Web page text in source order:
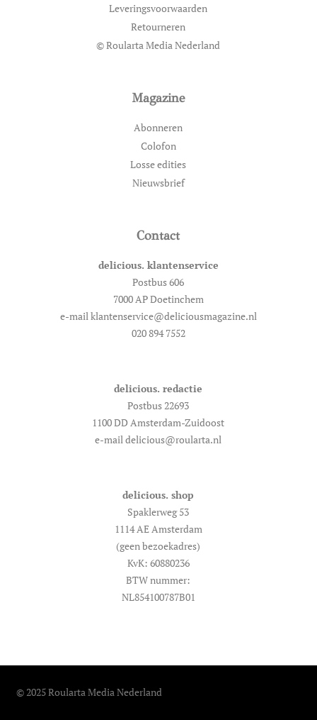
Leveringsvoorwaarden
Retourneren
© Roularta Media Nederland
Magazine
Abonneren
Colofon
Losse edities
Nieuwsbrief
Contact
delicious. klantenservice
Postbus 606
7000 AP Doetinchem
e-mail klantenservice@deliciousmagazine.nl
020 894 7552
delicious. redactie
Postbus 22693
1100 DD Amsterdam-Zuidoost
e-mail delicious@roularta.nl
delicious. shop
Spaklerweg 53
1114 AE Amsterdam
(geen bezoekadres)
KvK: 60880236
BTW nummer:
NL854100787B01
© 2025 Roularta Media Nederland